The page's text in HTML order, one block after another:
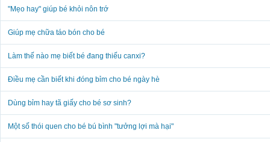
"Mẹo hay" giúp bé khỏi nôn trớ
Giúp mẹ chữa táo bón cho bé
Làm thế nào mẹ biết bé đang thiếu canxi?
Điều mẹ cần biết khi đóng bỉm cho bé ngày hè
Dùng bỉm hay tã giấy cho bé sơ sinh?
Một số thói quen cho bé bú bình "tưởng lợi mà hại"